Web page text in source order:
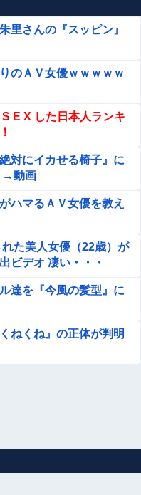
ラウマに…
審者と間違われ警察沙
言に泣きそうになった
草
空き家で『とんでもな
資本、「なんで自ら売
ドン引きするような方
トン（時価およそ330
国籍（無職）２人逮
に売却 富山で...
ば終わるでな」と押し
ｗｗｗｗｗ
）が水着グラビア復帰
初のマイナスキャッシ
めた女は気色悪いとか
は素直なんだな！週刊
らまさかの『こう』言
？？？？
里さんの『スッピン』
のＡＶ女優ｗｗｗｗｗ
S E X した日本人ランキ
対にイカせる椅子』に
→動画
ハマるＡＶ女優を教え
れた美人女優（22歳）が
ビデオ 凄い・・・
達を『今風の髪型』に
ねくね』の正体が判明